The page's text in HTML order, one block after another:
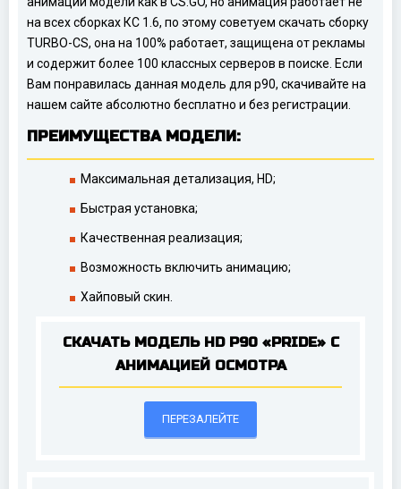
на всех сборках КС 1.6, по этому советуем скачать сборку
TURBO-CS, она на 100% работает, защищена от рекламы
и содержит более 100 классных серверов в поиске. Если
Вам понравилась данная модель для p90, скачивайте на
нашем сайте абсолютно бесплатно и без регистрации.
ПРЕИМУЩЕСТВА МОДЕЛИ:
Максимальная детализация, HD;
Быстрая установка;
Качественная реализация;
Возможность включить анимацию;
Хайповый скин.
СКАЧАТЬ МОДЕЛЬ HD P90 «PRIDE» С
АНИМАЦИЕЙ ОСМОТРА
ПЕРЕЗАЛЕЙТЕ